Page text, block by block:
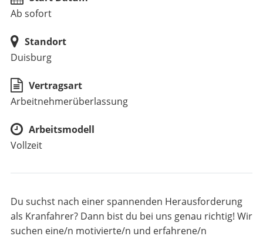
Ab sofort
Standort
Duisburg
Vertragsart
Arbeitnehmerüberlassung
Arbeitsmodell
Vollzeit
Du suchst nach einer spannenden Herausforderung
als Kranfahrer? Dann bist du bei uns genau richtig! Wir
suchen eine/n motivierte/n und erfahrene/n